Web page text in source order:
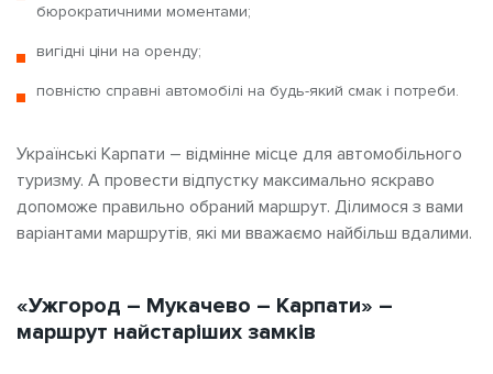
бюрократичними моментами;
вигідні ціни на оренду;
повністю справні автомобілі на будь-який смак і потреби.
Українські Карпати – відмінне місце для автомобільного
туризму. А провести відпустку максимально яскраво
допоможе правильно обраний маршрут. Ділимося з вами
варіантами маршрутів, які ми вважаємо найбільш вдалими.
«Ужгород – Мукачево – Карпати» –
маршрут найстаріших замків